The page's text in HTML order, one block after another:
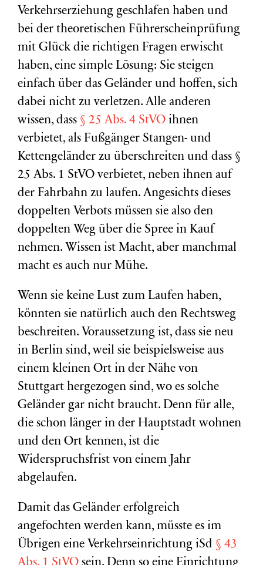
Verkehrserziehung geschlafen haben und
bei der theoretischen Führerscheinprüfung
mit Glück die richtigen Fragen erwischt
haben, eine simple Lösung: Sie steigen
einfach über das Geländer und hoffen, sich
dabei nicht zu verletzen. Alle anderen
wissen, dass § 25 Abs. 4 StVO ihnen
verbietet, als Fußgänger Stangen- und
Kettengeländer zu überschreiten und dass §
25 Abs. 1 StVO verbietet, neben ihnen auf
der Fahrbahn zu laufen. Angesichts dieses
doppelten Verbots müssen sie also den
doppelten Weg über die Spree in Kauf
nehmen. Wissen ist Macht, aber manchmal
macht es auch nur Mühe.
Wenn sie keine Lust zum Laufen haben,
könnten sie natürlich auch den Rechtsweg
beschreiten. Voraussetzung ist, dass sie neu
in Berlin sind, weil sie beispielsweise aus
einem kleinen Ort in der Nähe von
Stuttgart hergezogen sind, wo es solche
Geländer gar nicht braucht. Denn für alle,
die schon länger in der Hauptstadt wohnen
und den Ort kennen, ist die
Widerspruchsfrist von einem Jahr
abgelaufen.
Damit das Geländer erfolgreich
angefochten werden kann, müsste es im
Übrigen eine Verkehrseinrichtung iSd § 43